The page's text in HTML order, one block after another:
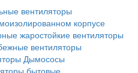
вентиляторы
корпусе
жаростойкие вентиляторы
вентиляторы
Дымососы